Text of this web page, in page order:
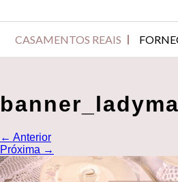
CASAMENTOS REAIS
← Anterior
Próxima →